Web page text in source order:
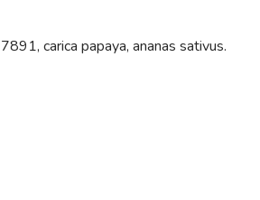
carica papaya, ananas sativus.